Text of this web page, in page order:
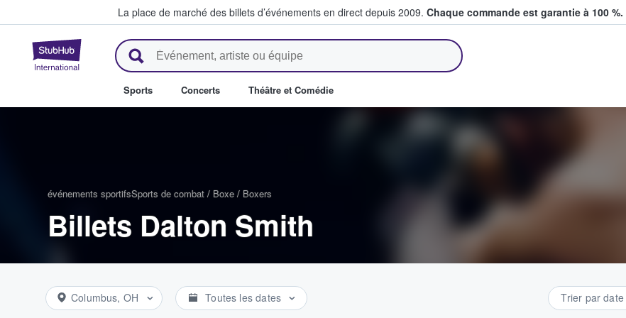
La place de marché des billets d’événements en direct depuis 2009. Chaque commande est garantie à 100 %.
StubHub - Où les fans achètent et vendent des billets
Sports Concerts Théâtre et Comédie
événements sportifsSports de combat / Boxe / Boxers
Billets Dalton Smith
Columbus, OH Toutes les dates Trier par date